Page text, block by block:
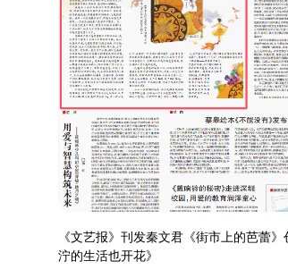
中国科技教育丨高新科技竞相妍 中国力
赞“中国力量：讲给孩子的科技传奇”丛书
2025/05/14
《文艺报》刊发秦文君《街市上的芭蕾
泞的生活也开花》